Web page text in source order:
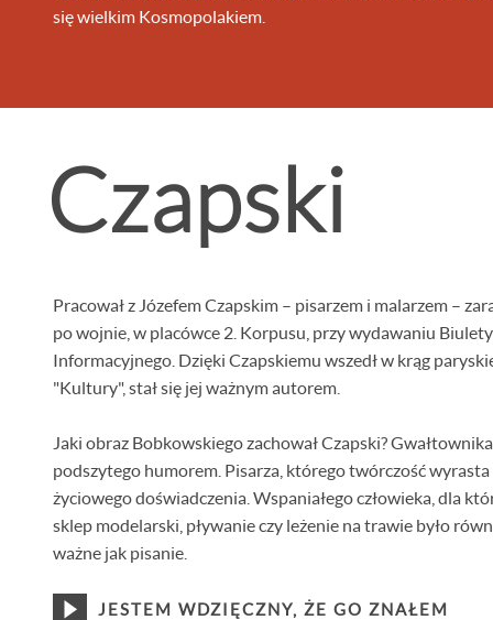
się wielkim Kosmopolakiem.
Czapski
Pracował z Józefem Czapskim – pisarzem i malarzem –
po wojnie, w placówce 2. Korpusu, przy wydawaniu
Informacyjnego. Dzięki Czapskiemu wszedł w krąg
"Kultury", stał się jej ważnym autorem.
Jaki obraz Bobkowskiego zachował Czapski? Gwałtownika
podszytego humorem. Pisarza, którego twórczość wyrasta
życiowego doświadczenia. Wspaniałego człowieka, dla
sklep modelarski, pływanie czy leżenie na trawie było
ważne jak pisanie.
JESTEM WDZIĘCZNY, ŻE GO ZNAŁEM